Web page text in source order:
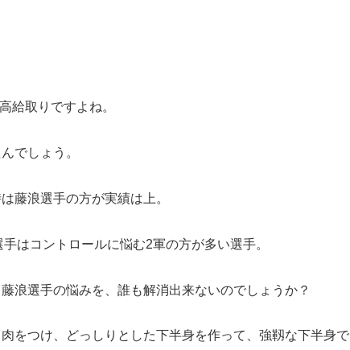
給取りですよね。
でしょう。
藤浪選手の方が実績は上。
はコントロールに悩む2軍の方が多い選手。
浪選手の悩みを、誰も解消出来ないのでしょうか？
をつけ、どっしりとした下半身を作って、強靱な下半身で